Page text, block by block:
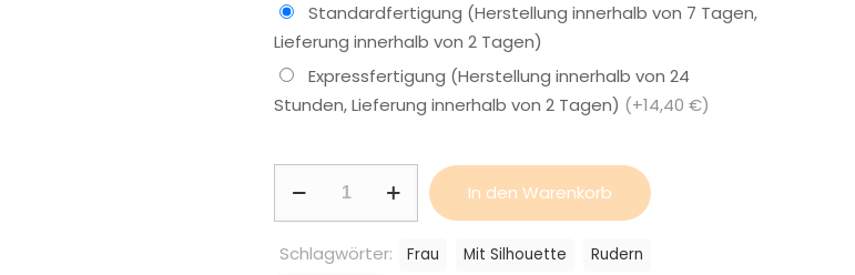
Standardfertigung (Herstellung innerhalb von 7 Tagen,
Lieferung innerhalb von 2 Tagen)
Expressfertigung (Herstellung innerhalb von 24
Stunden, Lieferung innerhalb von 2 Tagen) (+14,40 €)
Frau
In den Warenkorb
Schlagwörter: Frau Mit Silhouette
Rudern